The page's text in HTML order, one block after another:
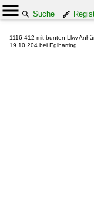
Suche
1116 412 mit bunten Lkw
19.10.204 bei Eglharting